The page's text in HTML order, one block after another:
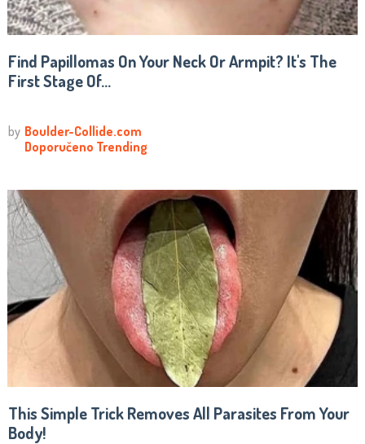
Find Papillomas On Your Neck Or Armpit? It's The
First Stage Of...
This Simple Trick Removes All Parasites From Your
Body!